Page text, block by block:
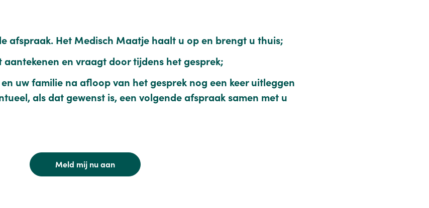
afspraak. Het Medisch Maatje haalt u op en brengt u thuis;
en vraagt door tijdens het gesprek;
uw familie na afloop van het gesprek nog een keer uitleggen
als dat gewenst is, een volgende afspraak samen met u
Meld mij nu aan